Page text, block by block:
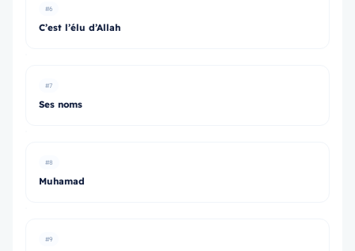
#6
C’est l’élu d’Allah
#7
Ses noms
#8
Muhamad
#9